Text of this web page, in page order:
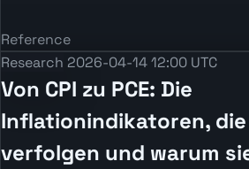
Reference
Research 2026-04-14 12:00 UTC
Von CPI zu PCE: Die
Inflationindikatoren, die
verfolgen und warum